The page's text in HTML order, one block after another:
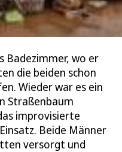
Badezimmer, wo er
die beiden schon
Wieder war es ein
Straßenbaum
improvisierte
Beide Männer
versorgt und